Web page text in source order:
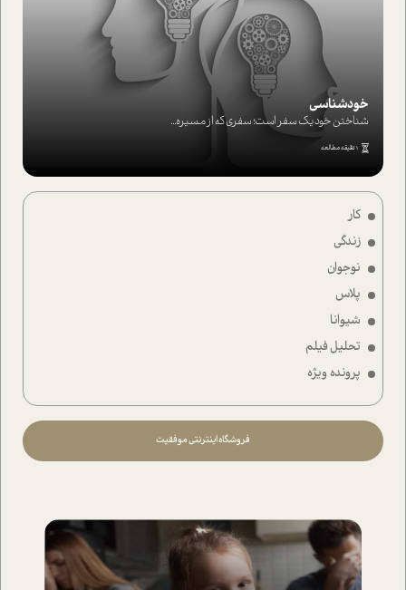
کار
زندگی
نوجوان
پلاس
شیوانا
تحلیل فیلم
پرونده ویژه
فروشگاه اینترنتی موفقیت
خودشناسی
شناختن خود یک سفر است؛ سفری که از مسیره...
1 دقیقه مطالعه